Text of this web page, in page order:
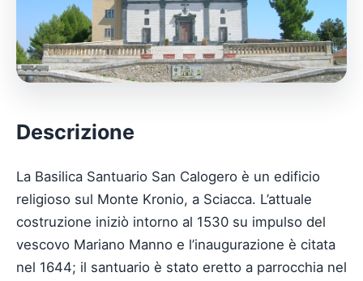
Descrizione
La Basilica Santuario San Calogero è un edificio
religioso sul Monte Kronio, a Sciacca. L’attuale
costruzione iniziò intorno al 1530 su impulso del
vescovo Mariano Manno e l’inaugurazione è citata
nel 1644; il santuario è stato eretto a parrocchia nel